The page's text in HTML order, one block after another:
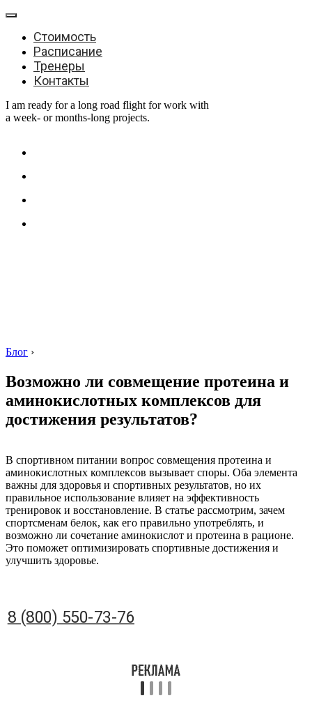
Стоимость
Расписание
Тренеры
Контакты
I am ready for a long road flight for work with
a week- or months-long projects.
Блог ›
Возможно ли совмещение протеина и
аминокислотных комплексов для
достижения результатов?
В спортивном питании вопрос совмещения протеина и
аминокислотных комплексов вызывает споры. Оба элемента
важны для здоровья и спортивных результатов, но их
правильное использование влияет на эффективность
тренировок и восстановление. В статье рассмотрим, зачем
спортсменам белок, как его правильно употреблять, и
возможно ли сочетание аминокислот и протеина в рационе.
Это поможет оптимизировать спортивные достижения и
улучшить здоровье.